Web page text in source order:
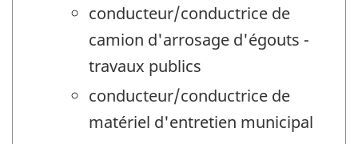
conducteur/conductrice de
camion d'arrosage d'égouts -
travaux publics
conducteur/conductrice de
matériel d'entretien municipal